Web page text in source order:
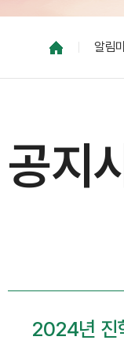
알림
공지
2024년 진